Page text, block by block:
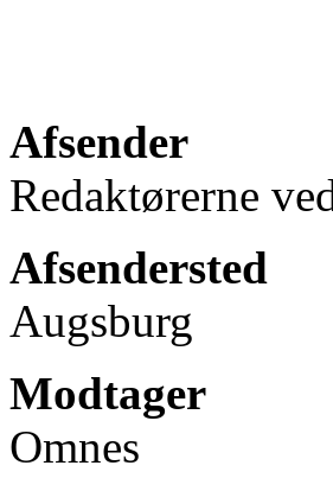
Afsender
Redaktørerne
Afsendersted
Augsburg
Modtager
Omnes